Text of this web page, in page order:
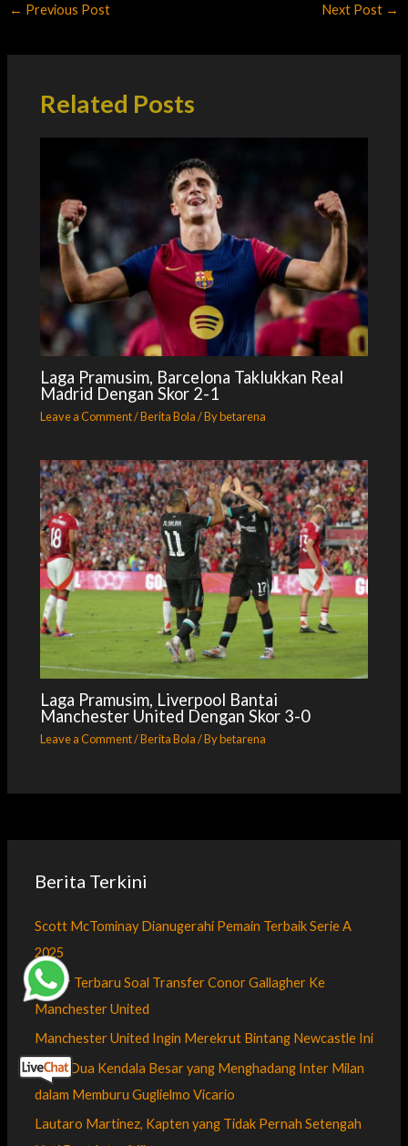
← Previous Post Next Post →
Related Posts
Laga Pramusim, Barcelona Taklukkan Real
Madrid Dengan Skor 2-1
Leave a Comment/Berita Bola/ Bybetarena
Laga Pramusim, Liverpool Bantai
Manchester United Dengan Skor 3-0
Leave a Comment/Berita Bola/ Bybetarena
Berita Terkini
Scott McTominay Dianugerahi Pemain Terbaik Serie A
2025
Kabar Terbaru Soal Transfer Conor Gallagher Ke
Manchester United
Manchester United Ingin Merekrut Bintang Newcastle Ini
Inilah Dua Kendala Besar yang Menghadang Inter Milan
dalam Memburu Guglielmo Vicario
Lautaro Martinez, Kapten yang Tidak Pernah Setengah